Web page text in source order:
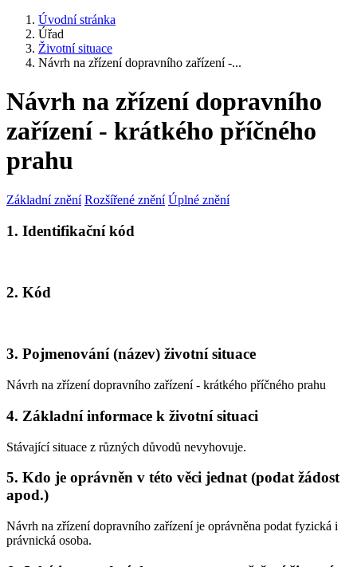
Úvodní stránka
Úřad
Životní situace
Návrh na zřízení dopravního zařízení -...
Návrh na zřízení dopravního
zařízení - krátkého příčného
prahu
Základní znění Rozšířené znění Úplné znění
1. Identifikační kód
2. Kód
3. Pojmenování (název) životní situace
Návrh na zřízení dopravního zařízení - krátkého příčného prahu
4. Základní informace k životní situaci
Stávající situace z různých důvodů nevyhovuje.
5. Kdo je oprávněn v této věci jednat (podat žádost
apod.)
Návrh na zřízení dopravního zařízení je oprávněna podat fyzická i
právnická osoba.